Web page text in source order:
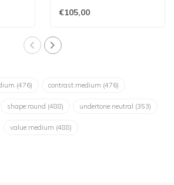
€105,00
(476) contrast:medium (476)
shape:round (488) undertone:neutral (353)
value:medium (488)